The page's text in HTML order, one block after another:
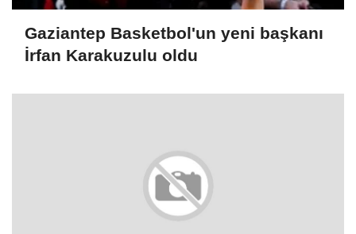
Gaziantep Basketbol'un yeni başkanı
İrfan Karakuzulu oldu